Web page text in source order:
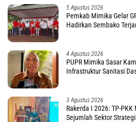
5 Agustus 2026
Pemkab Mimika Gelar
Hadirkan Sembako
4 Agustus 2026
PUPR Mimika Sasar
Infrastruktur Sanitasi
3 Agustus 2026
Rakerda I 2026: TP-
Sejumlah Sektor